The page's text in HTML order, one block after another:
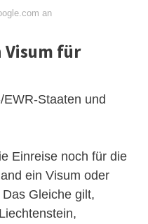
an
Visum für
Staaten und
Einreise noch für die
ein Visum oder
Gleiche gilt,